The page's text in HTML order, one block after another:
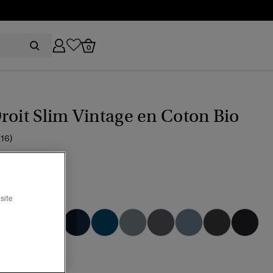
0
Slim Vintage en Coton Bio
noire rutgers